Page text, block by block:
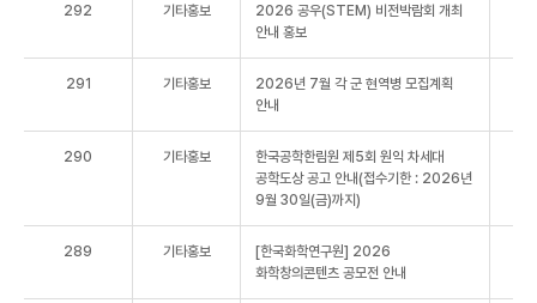
292 기타홍보
2026 공우(STEM) 비전박람회 개최
안내 홍보
291 기타홍보
2026년 7월 각 군 현역병 모집계획
안내
290 기타홍보
한국공학한림원 제5회 원익 차세대
공학도상 공고 안내(접수기한 : 2026년
9월 30일(금)까지)
289 기타홍보
[한국화학연구원] 2026
화학창의콘텐츠 공모전 안내